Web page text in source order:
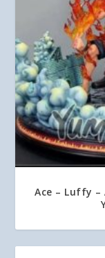
Ace – Luffy